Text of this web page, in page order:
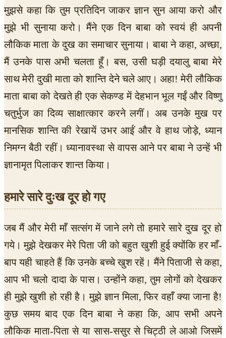
मुझसे कहा कि तुम प्रतिदिन जाकर ज्ञान सुन आया करो और
मुझे भी सुनाया करो। मैंने एक दिन बाबा को स्वयं ही अपनी
लौकिक माता के दुख का समाचार सुनाया। बाबा ने कहा, अच्छा,
मैं उनके पास अभी चलता हूँ। बस, उसी घड़ी दयालु बाबा मेरे
साथ मेरी दुखी माता को शान्ति देने चले आए। अहा! मेरी लौकिक
माता बाबा को देखते ही एक सेकण्ड में देहभान भूल गईं और विष्णु
चतुर्भुज का दिव्य साक्षात्कार करने लगीं। अब उनके मुख पर
मानसिक शान्ति की रेखायें उभर आईं और वे हाथ जोड़े, ध्यान
निमग्न बैठी रहीं। ध्यानावस्था से वापस आने पर बाबा ने उन्हें भी
ज्ञानामृत पिलाकर शान्त किया।
हमारे सारे दुःख दूर हो गए
जब मैं और मेरी माँ सत्संग में जाने लगे तो हमारे सारे दुख दूर हो
गये। मुझे देखकर मेरे पिता जी को बहुत खुशी हुई क्योंकि हर माँ-
बाप यही चाहते हैं कि उनके बच्चे खुश रहें। मैंने पिताजी से कहा,
आप भी चलो दादा के पास। उन्होंने कहा, तुम लोगों को देखकर
ही मुझे खुशी हो रही है। मुझे ज्ञान मिला, फिर वहाँ क्या जाना है!
कुछ समय बाद एक दिन बाबा ने कहा कि, आप सभी अपने
लौकिक माता-पिता से या सास-ससुर से चिट्ठी ले आओ जिसमें